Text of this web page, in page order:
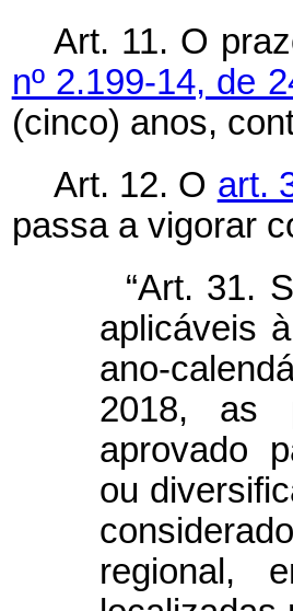
Art. 11. O
nº 2.199-14, de
(cinco) anos,
Art. 12. O art.
passa a vigorar
“Art. 31.
aplicáveis
ano-
2018, as
aprovado
ou
regional,